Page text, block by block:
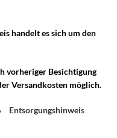
handelt es sich um den
vorheriger Besichtigung
Versandkosten möglich.
Entsorgungshinweis